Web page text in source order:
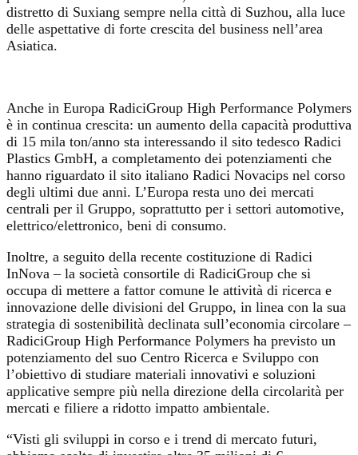
distretto di Suxiang sempre nella città di Suzhou, alla luce
delle aspettative di forte crescita del business nell’area
Asiatica.
Anche in Europa RadiciGroup High Performance Polymers
è in continua crescita: un aumento della capacità produttiva
di 15 mila ton/anno sta interessando il sito tedesco Radici
Plastics GmbH, a completamento dei potenziamenti che
hanno riguardato il sito italiano Radici Novacips nel corso
degli ultimi due anni. L’Europa resta uno dei mercati
centrali per il Gruppo, soprattutto per i settori automotive,
elettrico/elettronico, beni di consumo.
Inoltre, a seguito della recente costituzione di Radici
InNova – la società consortile di RadiciGroup che si
occupa di mettere a fattor comune le attività di ricerca e
innovazione delle divisioni del Gruppo, in linea con la sua
strategia di sostenibilità declinata sull’economia circolare –
RadiciGroup High Performance Polymers ha previsto un
potenziamento del suo Centro Ricerca e Sviluppo con
l’obiettivo di studiare materiali innovativi e soluzioni
applicative sempre più nella direzione della circolarità per
mercati e filiere a ridotto impatto ambientale.
“Visti gli sviluppi in corso e i trend di mercato futuri,